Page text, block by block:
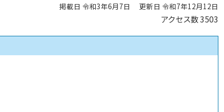
掲載日 令和3年6月7日 更新日 令和7年12月12日
アクセス数3503